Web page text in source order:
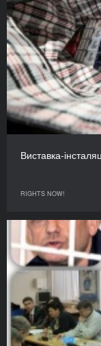
Виставка-
RIGHTS NOW!